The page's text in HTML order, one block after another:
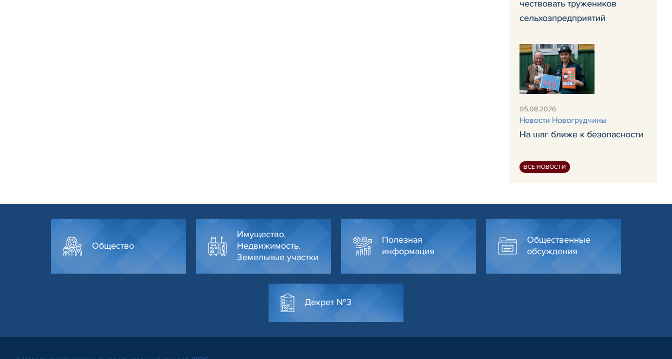
чествовать тружеников
сельхозпредприятий
05.08.2026
Новости Новогрудчины
На шаг ближе к безопасности
ВСЕ НОВОСТИ
Общество
Имущество.
Недвижимость.
Земельные участки
Полезная
информация
Общественные
обсуждения
Декрет №3